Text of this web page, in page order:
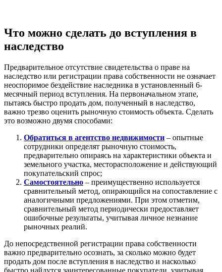
Что можно сделать до вступления в
наследство
Предварительное отсутствие свидетельства о праве на
наследство или регистрации права собственности не означает
неоспоримое бездействие наследника в установленный 6-
месячный период вступления. На первоначальном этапе,
пытаясь быстро продать дом, полученный в наследство,
важно трезво оценить рыночную стоимость объекта. Сделать
это возможно двумя способами:
Обратиться в агентство недвижимости – опытные
сотрудники определят рыночную стоимость,
предварительно опираясь на характеристики объекта и
земельного участка, месторасположение и действующий
покупательский спрос;
Самостоятельно – преимущественно используется
сравнительный метод, опирающийся на сопоставление с
аналогичными предложениями. При этом отметим,
сравнительный метод периодически предоставляет
ошибочные результаты, учитывая личное незнание
рыночных реалий.
До непосредственной регистрации права собственности
важно предварительно осознать, за сколько можно будет
продать дом после вступления в наследство и насколько
быстро найдутся заинтересованные покупатели, учитывая